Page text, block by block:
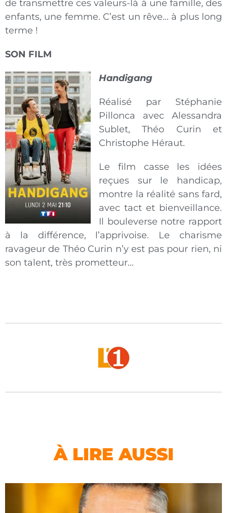
de transmettre ces valeurs-là à une famille, des
enfants, une femme. C’est un rêve… à plus long
terme !
SON FILM
Handigang
Réalisé par Stéphanie
Pillonca avec Alessandra
Sublet, Théo Curin et
Christophe Héraut.
Le film casse les idées
reçues sur le handicap,
montre la réalité sans fard,
avec tact et bienveillance.
Il bouleverse notre rapport
à la différence, l’apprivoise. Le charisme
ravageur de Théo Curin n’y est pas pour rien, ni
son talent, très prometteur…
À LIRE AUSSI